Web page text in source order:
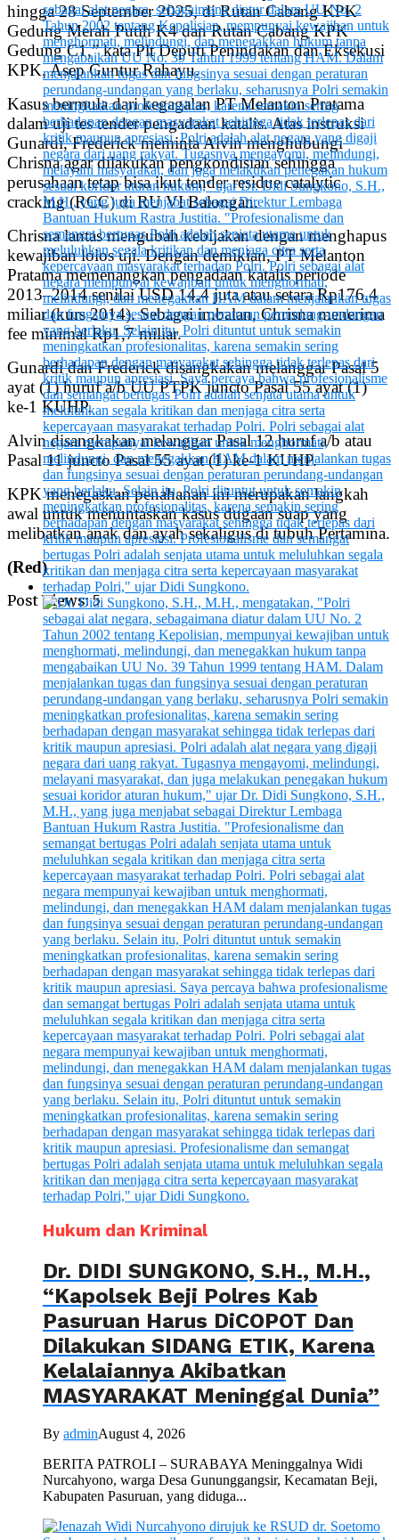
hingga 28 September 2025, di Rutan Cabang KPK
Gedung Merah Putih K4 dan Rutan Cabang KPK
Gedung C1,” kata Plt Deputi Penindakan dan Eksekusi
KPK, Asep Guntur Rahayu.
Kasus bermula dari kegagalan PT Melanton Pratama
dalam uji tes tender pengadaan katalis. Atas instruksi
Gunardi, Frederick meminta Alvin menghubungi
Chrisna agar dilakukan pengkondisian sehingga
perusahaan tetap bisa ikut tender residue catalytic
cracking (RCC) di RU VI Balongan.
Chrisna lantas mengubah kebijakan dengan menghapus
kewajiban lolos uji. Dengan demikian, PT Melanton
Pratama memenangkan pengadaan katalis periode
2013–2014 senilai USD 14,4 juta atau setara Rp176,4
miliar (kurs 2014). Sebagai imbalan, Chrisna menerima
fee minimal Rp1,7 miliar.
Gunardi dan Frederick disangkakan melanggar Pasal 5
ayat (1) huruf a/b UU PTPK juncto Pasal 55 ayat (1)
ke-1 KUHP.
Alvin disangkakan melanggar Pasal 12 huruf a/b atau
Pasal 11 juncto Pasal 55 ayat (1) ke-1 KUHP.
KPK menegaskan penahanan ini merupakan langkah
awal untuk menuntaskan kasus dugaan suap yang
melibatkan anak dan ayah sekaligus di tubuh Pertamina.
(Red)
Post Views: 5
Hukum dan Kriminal
Dr. DIDI SUNGKONO, S.H., M.H.,
“Kapolsek Beji Polres Kab
Pasuruan Harus DiCOPOT Dan
Dilakukan SIDANG ETIK, Karena
Kelalaiannya Akibatkan
MASYARAKAT Meninggal Dunia”
By adminAugust 4, 2026
BERITA PATROLI – SURABAYA Meninggalnya Widi
Nurcahyono, warga Desa Gununggangsir, Kecamatan Beji,
Kabupaten Pasuruan, yang diduga...